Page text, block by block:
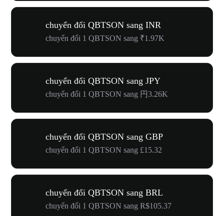
chuyển đổi QBTSON sang INR
chuyển đổi 1 QBTSON sang ₹1.97K
chuyển đổi QBTSON sang JPY
chuyển đổi 1 QBTSON sang 円3.26K
chuyển đổi QBTSON sang GBP
chuyển đổi 1 QBTSON sang £15.32
chuyển đổi QBTSON sang BRL
chuyển đổi 1 QBTSON sang R$105.37